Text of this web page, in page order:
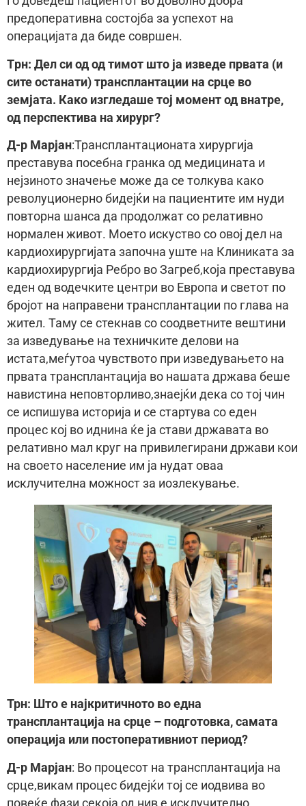
предоперативна состојба за успехот на
операцијата да биде совршен.
Tрн: Дел си од од тимот што ја изведе првата (и
сите останати) трансплантации на срце во
земјата. Како изгледаше тој момент од внатре,
од перспектива на хирург?
Д-р Марјан:Трансплантационата хирургија
преставува посебна гранка од медицината и
нејзиното значење може да се толкува како
револуционерно бидејќи на пациентите им нуди
повторна шанса да продолжат со релативно
нормален живот. Моето искуство со овој дел на
кардиохирургијата започна уште на Клиниката за
кардиохирургија Ребро во Загреб,која преставува
еден од водечките центри во Европа и светот по
бројот на направени трансплантации по глава на
жител. Таму се стекнав со соодветните вештини
за изведување на техничките делови на
истата,меѓутоа чувството при изведувањето на
првата трансплантација во нашата држава беше
навистина неповторливо,знаејќи дека со тој чин
се испишува историја и се стартува со еден
процес кој во иднина ќе ја стави државата во
релативно мал круг на привилегирани држави кои
на своето население им ја нудат оваа
исклучителна можност за иозлекување.
Трн: Што е најкритичното во една
трансплантација на срце – подготовка, самата
операција или постоперативниот период?
Д-р Марјан: Во процесот на трансплантација на
срце,викам процес бидејќи тој се иодвива во
повеќе фази секоја од нив е исклучително